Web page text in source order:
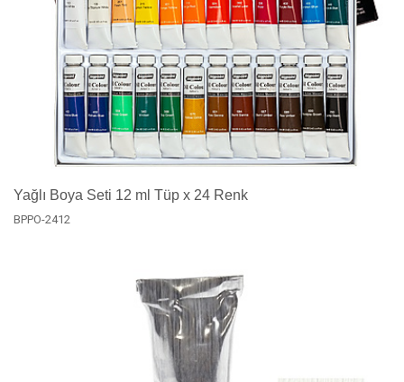
Yağlı Boya Seti 12 ml Tüp x 24 Renk
BPPO-2412